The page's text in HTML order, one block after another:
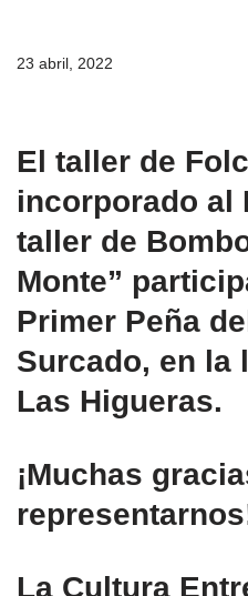
23 abril, 2022
El taller de
incorporado al
taller de
Monte”
Primer Peña
Surcado, en la
Las Higueras.
¡Muchas
La Cultura